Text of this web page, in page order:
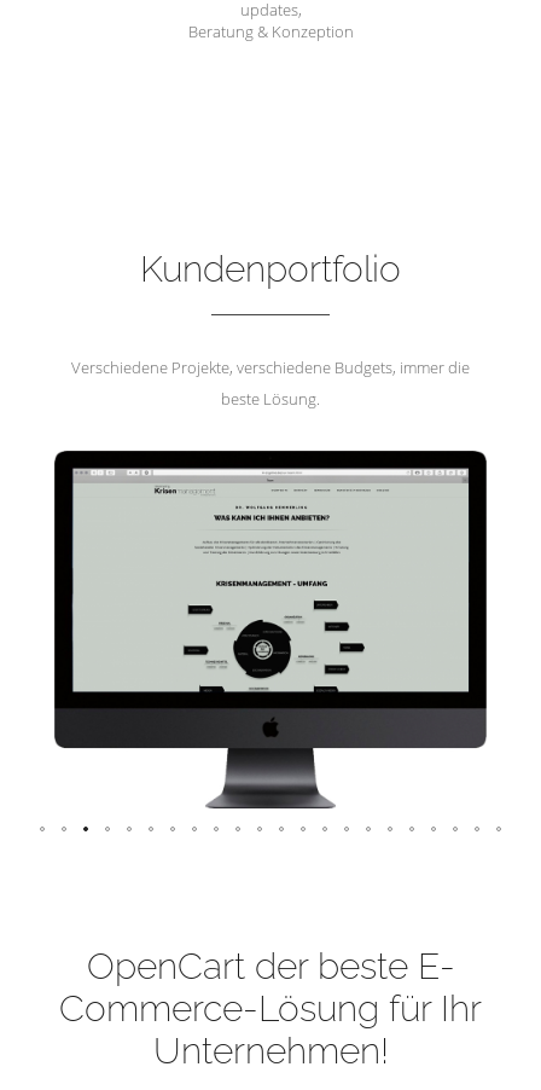
updates,
Beratung & Konzeption
Kundenportfolio
Verschiedene Projekte, verschiedene Budgets, immer die
beste Lösung.
OpenCart der beste E-
Commerce-Lösung für Ihr
Unternehmen!